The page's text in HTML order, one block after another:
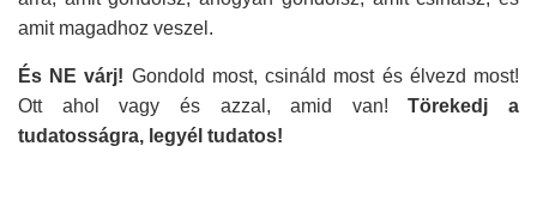
amit magadhoz veszel.
És NE várj! Gondold most, csináld most és élvezd most!
Ott ahol vagy és azzal, amid van!Törekedj a
tudatosságra, l egyél tudatos!